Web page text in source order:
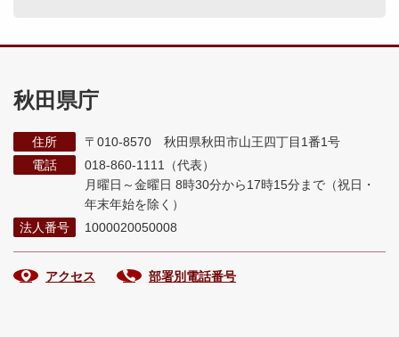
秋田県庁
住所
〒010-8570 秋田県秋田市山王四丁目1番1号
電話
018-860-1111（代表）
月曜日～金曜日 8時30分から17時15分まで （祝日・
年末年始を除く）
法人番号
1000020050008
アクセス 部署別電話番号